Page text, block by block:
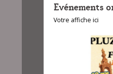
Evénements
Votre affiche ici